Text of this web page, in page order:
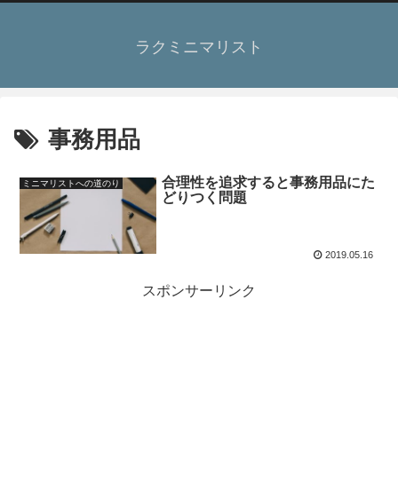
ラクミニマリスト
事務用品
ミニマリストへの道のり
合理性を追求すると事務用品にた
どりつく問題
2019.05.16
スポンサーリンク